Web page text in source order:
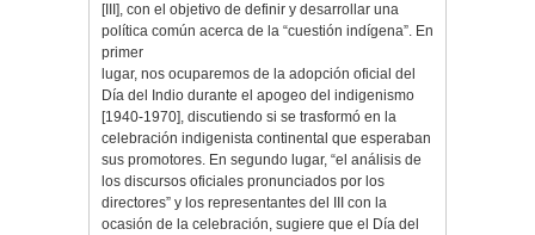
[III], con el objetivo de definir y desarrollar una
política común acerca de la “cuestión indígena”. En
primer
lugar, nos ocuparemos de la adopción oficial del
Día del Indio durante el apogeo del indigenismo
[1940-1970], discutiendo si se trasformó en la
celebración indigenista continental que esperaban
sus promotores. En segundo lugar, “el análisis de
los discursos oficiales pronunciados por los
directores” y los representantes del III con la
ocasión de la celebración, sugiere que el Día del